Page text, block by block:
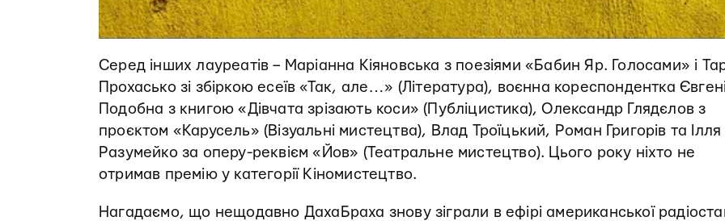
Серед інших лауреатів – Маріанна Кіяновська з поезіями «Бабин Яр. Голосами» і
Прохасько зі збіркою есеїв «Так, але…» (Література), воєнна кореспондентка
Подобна з книгою «Дівчата зрізають коси» (Публіцистика), Олександр Глядєлов з
проєктом «Карусель» (Візуальні мистецтва), Влад Троїцький, Роман Григорів та Ілля
Разумейко за оперу-реквієм «Йов» (Театральне мистецтво). Цього року ніхто не
отримав премію у категорії Кіномистецтво.
Нагадаємо, що нещодавно ДахаБраха знову зіграли в ефірі американської